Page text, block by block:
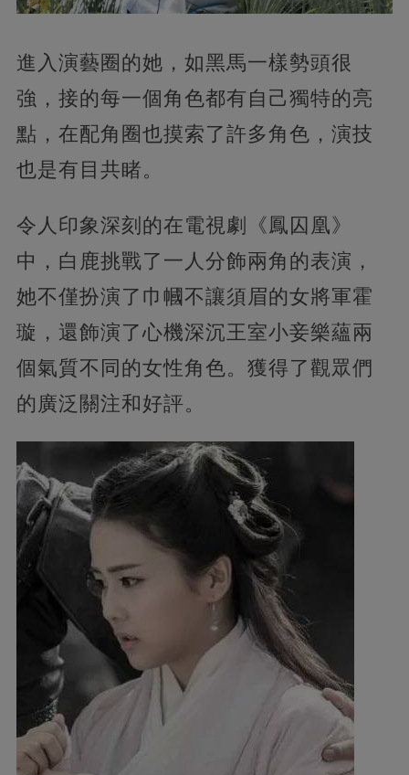
進入演藝圈的她，如黑馬一樣勢頭很
強，接的每一個角色都有自己獨特的亮
點，在配角圈也摸索了許多角色，演技
也是有目共睹。
令人印象深刻的在電視劇《鳳囚凰》
中，白鹿挑戰了一人分飾兩角的表演，
她不僅扮演了巾幗不讓須眉的女將軍霍
璇，還飾演了心機深沉王室小妾樂蘊兩
個氣質不同的女性角色。獲得了觀眾們
的廣泛關注和好評。